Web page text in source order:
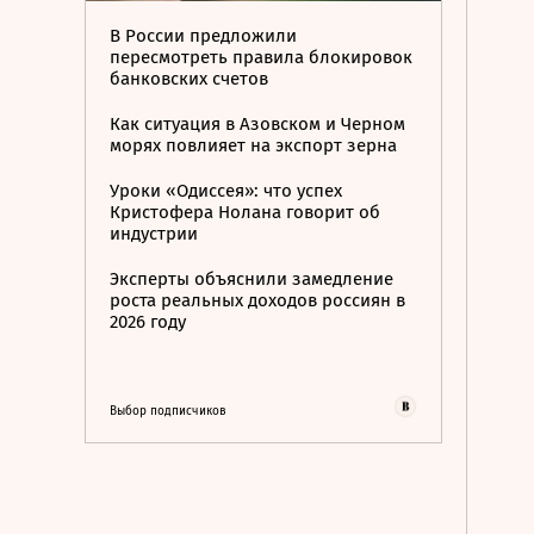
В России предложили
пересмотреть правила блокировок
банковских счетов
Как ситуация в Азовском и Черном
морях повлияет на экспорт зерна
Уроки «Одиссея»: что успех
Кристофера Нолана говорит об
индустрии
Эксперты объяснили замедление
роста реальных доходов россиян в
2026 году
Выбор подписчиков